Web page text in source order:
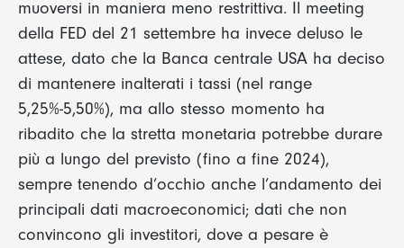
muoversi in maniera meno restrittiva. Il meeting
della FED del 21 settembre ha invece deluso le
attese, dato che la Banca centrale USA ha deciso
di mantenere inalterati i tassi (nel range
5,25%-5,50%), ma allo stesso momento ha
ribadito che la stretta monetaria potrebbe durare
più a lungo del previsto (fino a fine 2024),
sempre tenendo d’occhio anche l’andamento dei
principali dati macroeconomici; dati che non
convincono gli investitori, dove a pesare è